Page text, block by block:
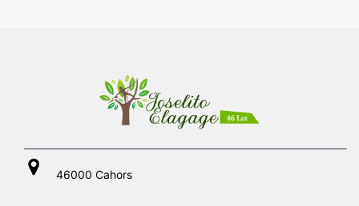
46000 Cahors